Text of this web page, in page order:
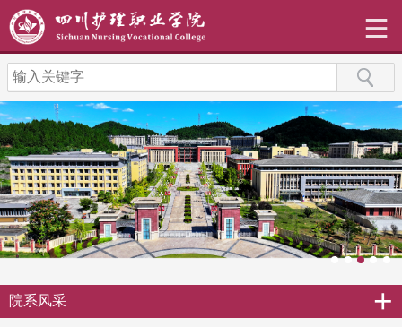
院系风采 +